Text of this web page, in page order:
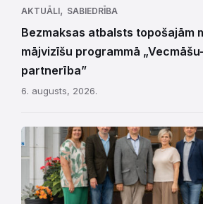
AKTUĀLI, SABIEDRĪBA
Bezmaksas atbalsts topošajām
mājvizīšu programmā
partnerība”
6. augusts, 2026.